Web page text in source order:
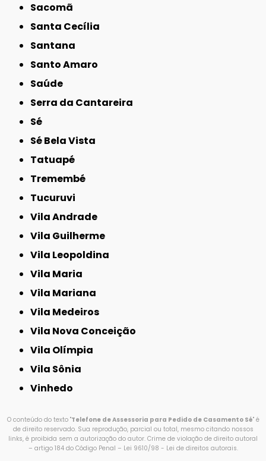
Sacomã
Santa Cecília
Santana
Santo Amaro
Saúde
Serra da Cantareira
Sé
Sé Bela Vista
Tatuapé
Tremembé
Tucuruvi
Vila Andrade
Vila Guilherme
Vila Leopoldina
Vila Maria
Vila Mariana
Vila Medeiros
Vila Nova Conceição
Vila Olímpia
Vila Sônia
Vinhedo
O conteúdo do texto "Telefone de Assessoria para Pedido de Casamento Sé" é
de direito reservado. Sua reprodução, parcial ou total, mesmo citando nossos
links, é proibida sem a autorização do autor. Crime de violação de direito autoral
– artigo 184 do Código Penal – Lei 9610/98 - Lei de direitos autorais.